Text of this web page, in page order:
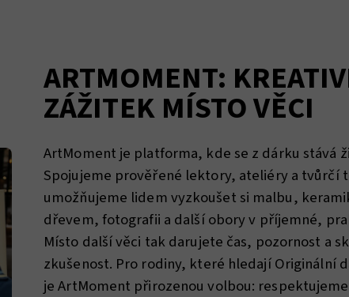
ARTMOMENT:
ZÁŽITEK MÍSTO VĚCI
ArtMoment je platforma, kde se z dárku stává
Spojujeme prověřené lektory, ateliéry a tvůrčí
umožňujeme lidem vyzkoušet si malbu,
dřevem, fotografii a další obory v příjemné,
Místo další věci tak darujete čas, pozornost a
zkušenost. Pro rodiny, které hledají Originální
je ArtMoment přirozenou volbou: